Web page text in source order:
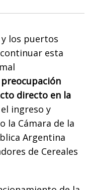
los puertos
esta
preocupación
directo en la
ingreso y
la Cámara de la
Argentina
de Cereales